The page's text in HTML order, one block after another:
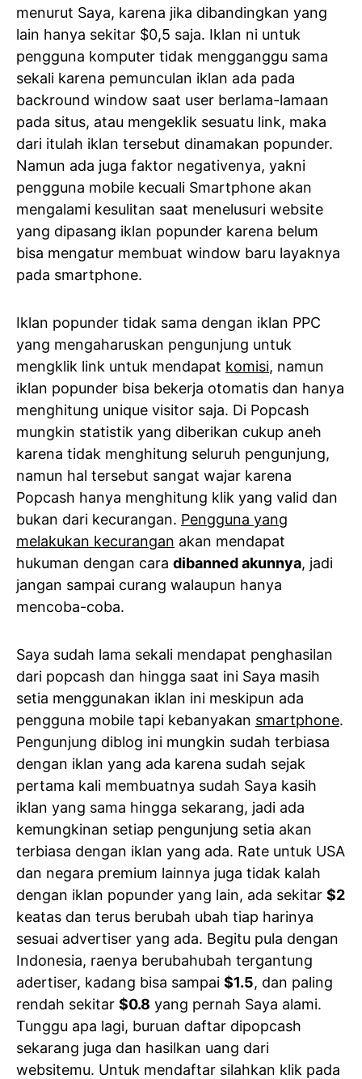
menurut Saya, karena jika dibandingkan yang
lain hanya sekitar $0,5 saja. Iklan ni untuk
pengguna komputer tidak mengganggu sama
sekali karena pemunculan iklan ada pada
backround window saat user berlama-lamaan
pada situs, atau mengeklik sesuatu link, maka
dari itulah iklan tersebut dinamakan popunder.
Namun ada juga faktor negativenya, yakni
pengguna mobile kecuali Smartphone akan
mengalami kesulitan saat menelusuri website
yang dipasang iklan popunder karena belum
bisa mengatur membuat window baru layaknya
pada smartphone.
Iklan popunder tidak sama dengan iklan PPC
yang mengaharuskan pengunjung untuk
mengklik link untuk mendapat komisi, namun
iklan popunder bisa bekerja otomatis dan hanya
menghitung unique visitor saja. Di Popcash
mungkin statistik yang diberikan cukup aneh
karena tidak menghitung seluruh pengunjung,
namun hal tersebut sangat wajar karena
Popcash hanya menghitung klik yang valid dan
bukan dari kecurangan. Pengguna yang
melakukan kecurangan akan mendapat
hukuman dengan cara dibanned akunnya, jadi
jangan sampai curang walaupun hanya
mencoba-coba.
Saya sudah lama sekali mendapat penghasilan
dari popcash dan hingga saat ini Saya masih
setia menggunakan iklan ini meskipun ada
pengguna mobile tapi kebanyakan smartphone.
Pengunjung diblog ini mungkin sudah terbiasa
dengan iklan yang ada karena sudah sejak
pertama kali membuatnya sudah Saya kasih
iklan yang sama hingga sekarang, jadi ada
kemungkinan setiap pengunjung setia akan
terbiasa dengan iklan yang ada. Rate untuk USA
dan negara premium lainnya juga tidak kalah
dengan iklan popunder yang lain, ada sekitar $2
keatas dan terus berubah ubah tiap harinya
sesuai advertiser yang ada. Begitu pula dengan
Indonesia, raenya berubahubah tergantung
adertiser, kadang bisa sampai $1.5, dan paling
rendah sekitar $0.8 yang pernah Saya alami.
Tunggu apa lagi, buruan daftar dipopcash
sekarang juga dan hasilkan uang dari
websitemu. Untuk mendaftar silahkan klik pada